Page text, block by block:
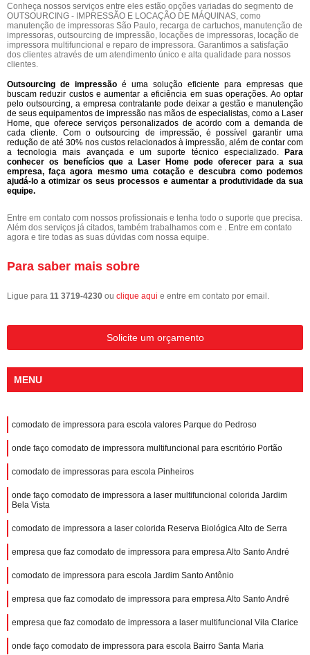
Conheça nossos serviços entre eles estão opções variadas do segmento de
OUTSOURCING - IMPRESSÃO E LOCAÇÃO DE MÁQUINAS, como
manutenção de impressoras São Paulo, recarga de cartuchos, manutenção de
impressoras, outsourcing de impressão, locações de impressoras, locação de
impressora multifuncional e reparo de impressora. Garantimos a satisfação
dos clientes através de um atendimento único e alta qualidade para nossos
clientes.
Outsourcing de impressão é uma solução eficiente para empresas que
buscam reduzir custos e aumentar a eficiência em suas operações. Ao optar
pelo outsourcing, a empresa contratante pode deixar a gestão e manutenção
de seus equipamentos de impressão nas mãos de especialistas, como a Laser
Home, que oferece serviços personalizados de acordo com a demanda de
cada cliente. Com o outsourcing de impressão, é possível garantir uma
redução de até 30% nos custos relacionados à impressão, além de contar com
a tecnologia mais avançada e um suporte técnico especializado. Para
conhecer os benefícios que a Laser Home pode oferecer para a sua
empresa, faça agora mesmo uma cotação e descubra como podemos
ajudá-lo a otimizar os seus processos e aumentar a produtividade da sua
equipe.
Entre em contato com nossos profissionais e tenha todo o suporte que precisa.
Além dos serviços já citados, também trabalhamos com e . Entre em contato
agora e tire todas as suas dúvidas com nossa equipe.
Para saber mais sobre
Ligue para 11 3719-4230 ou clique aqui e entre em contato por email.
Solicite um orçamento
MENU
comodato de impressora para escola valores Parque do Pedroso
onde faço comodato de impressora multifuncional para escritório Portão
comodato de impressoras para escola Pinheiros
onde faço comodato de impressora a laser multifuncional colorida Jardim
Bela Vista
comodato de impressora a laser colorida Reserva Biológica Alto de Serra
empresa que faz comodato de impressora para empresa Alto Santo André
comodato de impressora para escola Jardim Santo Antônio
empresa que faz comodato de impressora para empresa Alto Santo André
empresa que faz comodato de impressora a laser multifuncional Vila Clarice
onde faço comodato de impressora para escola Bairro Santa Maria